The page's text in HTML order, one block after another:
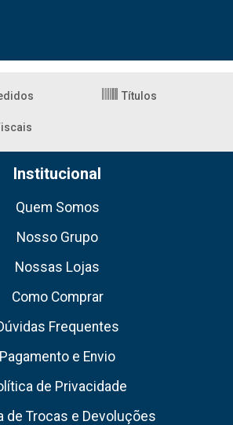
Títulos
Institucional
Quem Somos
Nosso Grupo
Nossas Lojas
Como Comprar
Frequentes
Pagamento e Envio
de Privacidade
de Trocas e Devoluções